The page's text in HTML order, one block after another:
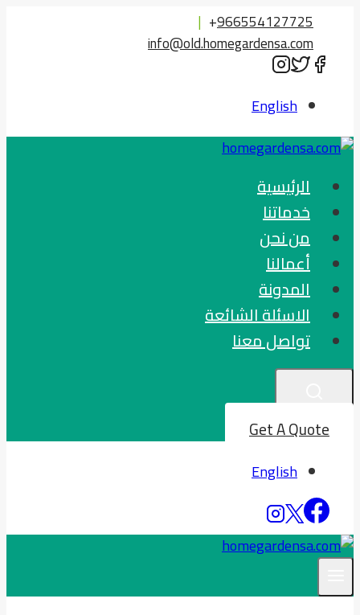
المحتوى
966554127725
+
|
info@old.homegardensa.com
English
الرئيسية
خدماتنا
من نحن
أعمالنا
المدونة
الاسئلة الشائعة
تواصل معنا
Get A Quote
English